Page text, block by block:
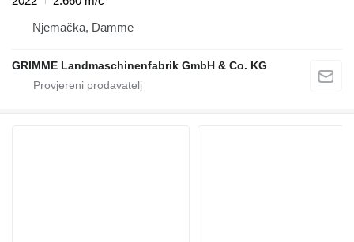
Njemačka, Damme
GRIMME Landmaschinenfabrik GmbH & Co. KG